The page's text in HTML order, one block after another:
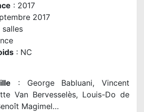
: 2017
2017
: NC
: George Babluani, Vincent
Van Bervesselès, Louis-Do de
Magimel…